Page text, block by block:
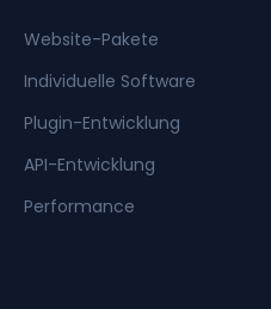
Website-Pakete
Individuelle Software
Plugin-Entwicklung
API-Entwicklung
Performance